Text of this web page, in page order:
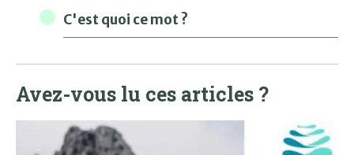
C'est quoi ce mot ?
Avez-vous lu ces articles ?